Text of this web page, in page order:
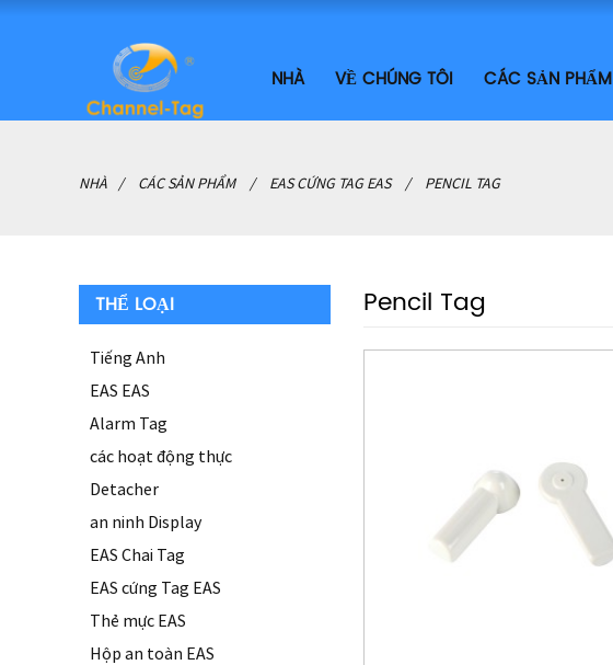
NHÀ VỀ CHÚNG TÔI CÁC SẢN PHẨM
NHÀ CÁC SẢN PHẨM EAS CỨNG TAG EAS PENCIL TAG
THỂ LOẠI
Tiếng Anh
EAS EAS
Alarm Tag
các hoạt động thực
Detacher
an ninh Display
EAS Chai Tag
EAS cứng Tag EAS
Thẻ mực EAS
Hộp an toàn EAS
Pencil Tag